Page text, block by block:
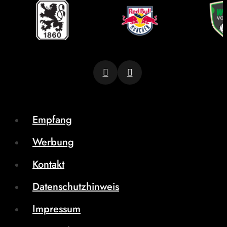
Empfang
Werbung
Kontakt
Datenschutzhinweis
Impressum